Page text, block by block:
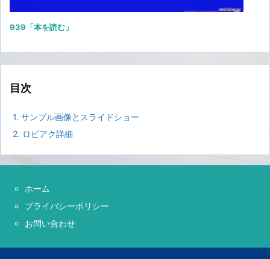
939「本を読む」
目次
1. サンプル画像とスライドショー
2. ロビアク詳細
ホーム
プライバシーポリシー
お問い合わせ